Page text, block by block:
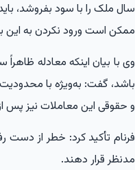
سال ملک را با سود بفروشد،
ممکن است ورود نکردن به این
وی با بیان اینکه معادله
باشد، گفت: به‌ویژه با
و حقوقی این معاملات نیز
فرنام تأکید کرد: خطر از دست
مدنظر قرار دهند.